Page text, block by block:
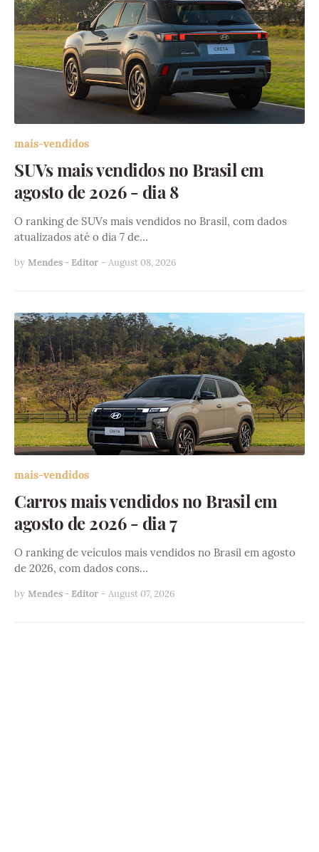
mais-vendidos
SUVs mais vendidos no Brasil em
agosto de 2026 - dia 8
O ranking de SUVs mais vendidos no Brasil, com dados
atualizados até o dia 7 de…
by Mendes - Editor - August 08, 2026
mais-vendidos
Carros mais vendidos no Brasil em
agosto de 2026 - dia 7
O ranking de veículos mais vendidos no Brasil em agosto
de 2026, com dados cons…
by Mendes - Editor - August 07, 2026